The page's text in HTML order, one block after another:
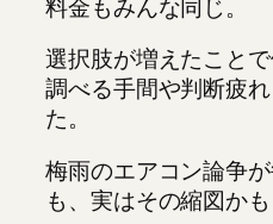
料金もみんな同じ。
選択肢が増えたことで
調べる手間や判断疲
た。
梅雨のエアコン論争
も、実はその縮図かも